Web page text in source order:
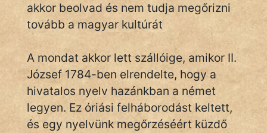
SZÓLÁS
És
PSZICHO
ZENE
FILM
akkor beolvad és nem tudja megőrizni
tovább a magyar kultúrát
A mondat akkor lett szállóige, amikor II.
József 1784-ben elrendelte, hogy a
hivatalos nyelv hazánkban a német
legyen. Ez óriási felháborodást keltett,
és egy nyelvünk megőrzéséért küzdő